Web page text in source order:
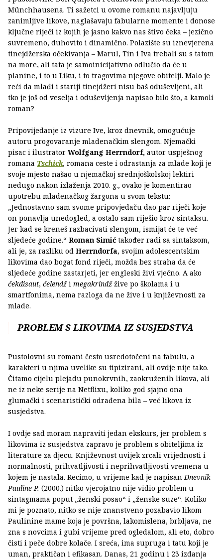
Münchhausena. Ti sažetci u ovome romanu najavljuju
zanimljive likove, naglašavaju fabularne momente i donose
ključne riječi iz kojih je jasno kakvo nas štivo čeka – jezično
suvremeno, duhovito i dinamično. Polazište su iznevjerena
tinejdžerska očekivanja – Marul, Tin i Iva trebali su s tatom
na more, ali tata je samoinicijativno odlučio da će u
planine, i to u Liku, i to tragovima njegove obitelji. Malo je
reći da mlađi i stariji tinejdžeri nisu baš oduševljeni, ali
tko je još od veselja i oduševljenja napisao bilo što, a kamoli
roman?
Pripovijedanje iz vizure Ive, kroz dnevnik, omogućuje
autoru progovaranje mladenačkim slengom. Njemački
pisac i ilustrator Wolfgang Herrndorf, autor uspješnog
romana Tschick, romana ceste i odrastanja za mlade koji je
svoje mjesto našao u njemačkoj srednjoškolskoj lektiri
nedugo nakon izlaženja 2010. g., ovako je komentirao
upotrebu mladenačkog žargona u svom tekstu:
„Jednostavno sam svome pripovjedaču dao par riječi koje
on ponavlja unedogled, a ostalo sam riješio kroz sintaksu.
Jer kad se kreneš razbacivati slengom, ismijat će te već
sljedeće godine.“ Roman Simić također radi sa sintaksom,
ali je, za razliku od Herrndorfa, svojim adolescentskim
likovima dao bogat fond riječi, možda bez straha da će
sljedeće godine zastarjeti, jer engleski živi vječno. A ako
čekdisaut, čelendži megakrindžžive po školama i u
smartfonima, nema razloga da ne žive i u književnosti za
mlade.
PROBLEM S LIKOVIMA IZ SUSJEDSTVA
Pustolovni su romani često usredotočeni na fabulu, a
karakteri u njima uvelike su tipizirani, ali ovdje nije tako.
Čitamo cijelu plejadu punokrvnih, zaokruženih likova, ali
ne iz neke serije na Netflixu, koliko god sjajno ona
glumački i scenaristički odrađena bila – već likova iz
susjedstva.
I ovdje sad moram napraviti jedan ekskurs, jer problem s
likovima iz susjedstva zapravo je problem s obiteljima iz
literature za djecu. Književnost uvijek zrcali vrijednosti i
normalnosti, prihvatljivosti i neprihvatljivosti vremena u
kojem je nastala. Recimo, u vrijeme kad je napisanDnevnik
Pauline P. (2000.) nitko vjerojatno nije vidio problem u
sintagmama poput „ženski posao“ i „ženske suze“. Koliko
mi je poznato, nitko se nije znanstveno pozabavio likom
Paulinine mame koja je površna, lakomislena, brbljava, ne
zna s novcima i gubi vrijeme pred ogledalom, ali eto, dobro
čisti i peče dobre kolače. I sreća, ima supruga i tatu koji je
uman, praktičan i efikasan. Danas, 21 godinu i 23 izdanja